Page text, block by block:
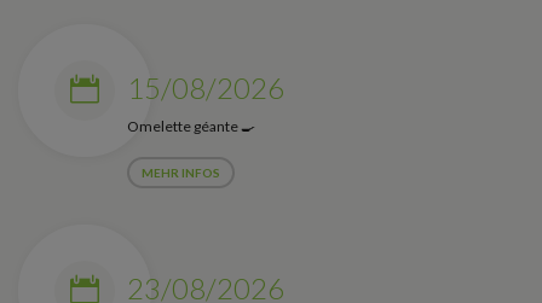
15/08/2026
Omelette géante 🍳
MEHR INFOS
23/08/2026